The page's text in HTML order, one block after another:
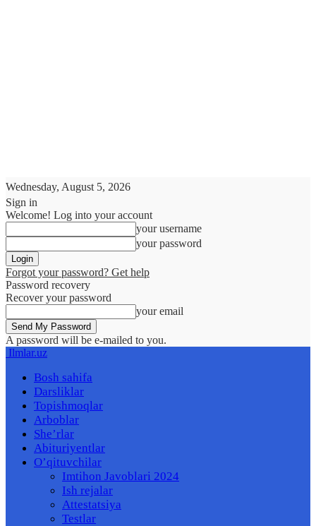
Wednesday, August 5, 2026
Sign in
Welcome! Log into your account
your username
your password
Forgot your password? Get help
Password recovery
Recover your password
your email
A password will be e-mailed to you.
Ilmlar.uz
Bosh sahifa
Darsliklar
Topishmoqlar
Arboblar
She’rlar
Abituriyentlar
O’qituvchilar
Imtihon Javoblari 2024
Ish rejalar
Attestatsiya
Testlar